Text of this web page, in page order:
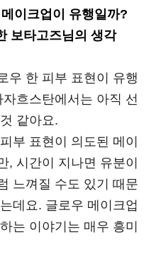
이크업이 유행일까?
보타고즈님의 생각
우 한 피부 표현이 유행
흐스탄에서는 아직 선
같아요.
부 표현이 의도된 메이
, 시간이 지나면 유분이
느껴질 수도 있기 때문
데요. 글로우 메이크업
는 이야기는 매우 흥미